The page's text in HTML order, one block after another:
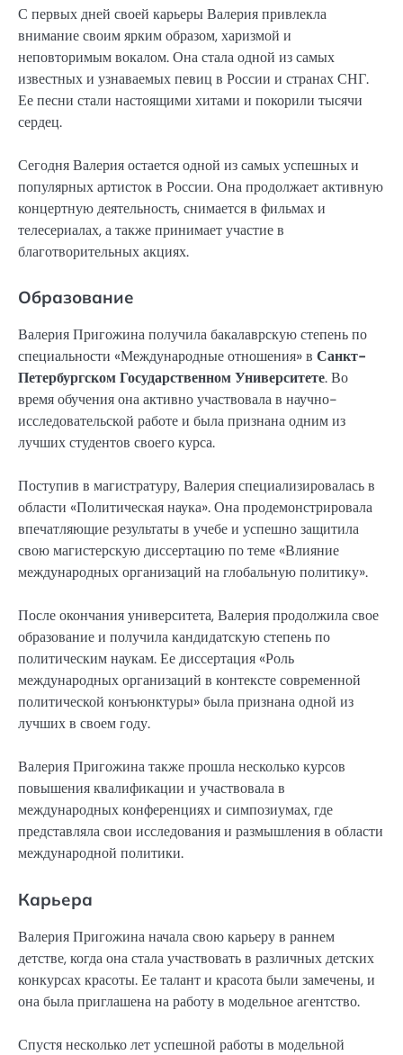
С первых дней своей карьеры Валерия привлекла
внимание своим ярким образом, харизмой и
неповторимым вокалом. Она стала одной из самых
известных и узнаваемых певиц в России и странах СНГ.
Ее песни стали настоящими хитами и покорили тысячи
сердец.
Сегодня Валерия остается одной из самых успешных и
популярных артисток в России. Она продолжает активную
концертную деятельность, снимается в фильмах и
телесериалах, а также принимает участие в
благотворительных акциях.
Образование
Валерия Пригожина получила бакалаврскую степень по
специальности «Международные отношения» в Санкт-
Петербургском Государственном Университете. Во
время обучения она активно участвовала в научно-
исследовательской работе и была признана одним из
лучших студентов своего курса.
Поступив в магистратуру, Валерия специализировалась в
области «Политическая наука». Она продемонстрировала
впечатляющие результаты в учебе и успешно защитила
свою магистерскую диссертацию по теме «Влияние
международных организаций на глобальную политику».
После окончания университета, Валерия продолжила свое
образование и получила кандидатскую степень по
политическим наукам. Ее диссертация «Роль
международных организаций в контексте современной
политической конъюнктуры» была признана одной из
лучших в своем году.
Валерия Пригожина также прошла несколько курсов
повышения квалификации и участвовала в
международных конференциях и симпозиумах, где
представляла свои исследования и размышления в области
международной политики.
Карьера
Валерия Пригожина начала свою карьеру в раннем
детстве, когда она стала участвовать в различных детских
конкурсах красоты. Ее талант и красота были замечены, и
она была приглашена на работу в модельное агентство.
Спустя несколько лет успешной работы в модельной